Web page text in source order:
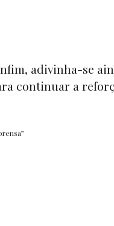
adivinha-se
continuar a